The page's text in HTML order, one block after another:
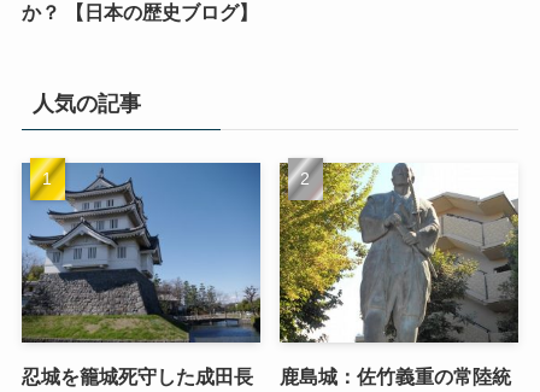
か？ 【日本の歴史ブログ】
人気の記事
忍城を籠城死守した成田長
鹿島城：佐竹義重の常陸統